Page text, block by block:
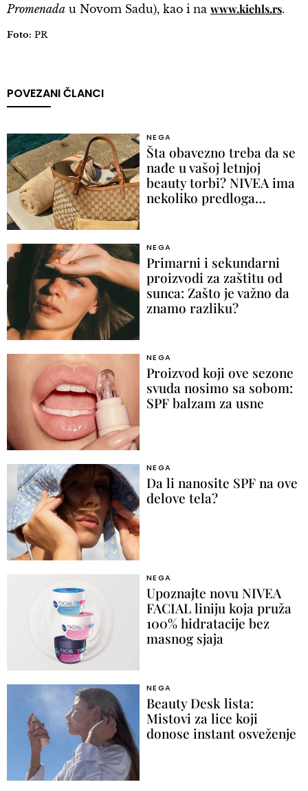
Promenada u Novom Sadu), kao i na www.kiehls.rs.
Foto: PR
POVEZANI ČLANCI
NEGA
Šta obavezno treba da se
nađe u vašoj letnjoj
beauty torbi? NIVEA ima
nekoliko predloga…
NEGA
Primarni i sekundarni
proizvodi za zaštitu od
sunca: Zašto je važno da
znamo razliku?
NEGA
Proizvod koji ove sezone
svuda nosimo sa sobom:
SPF balzam za usne
NEGA
Da li nanosite SPF na ove
delove tela?
NEGA
Upoznajte novu NIVEA
FACIAL liniju koja pruža
100% hidratacije bez
masnog sjaja
NEGA
Beauty Desk lista:
Mistovi za lice koji
donose instant osveženje